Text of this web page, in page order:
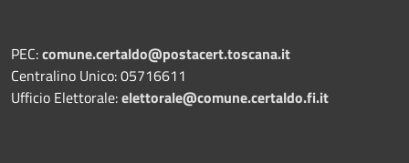
PEC:comune.certaldo@postacert.toscana.it
Centralino Unico: 05716611
Ufficio Elettorale:elettorale@comune.certaldo.fi.it